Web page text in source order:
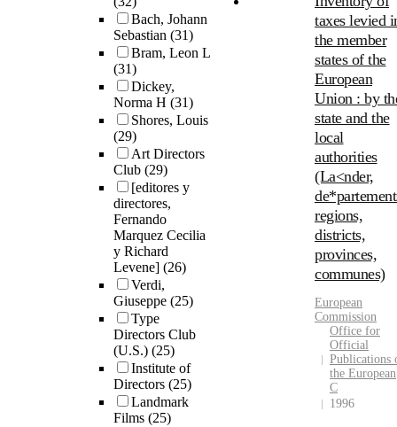
Bach, Johann
Sebastian (31)
Bram, Leon L
(31)
Dickey,
Norma H (31)
Shores, Louis
(29)
Art Directors
Club (29)
[editores y
directores,
Fernando
Marquez Cecilia
y Richard
Levene] (26)
Verdi,
Giuseppe (25)
Type
Directors Club
(U.S.) (25)
Institute of
Directors (25)
Landmark
Films (25)
taxes levied
the member
states of the
European
Union : by
state and the
local
authorities
(La<nder,
regions,
districts,
provinces,
communes)
European
Commission
Office for
Official
Publications
the European
C
1996